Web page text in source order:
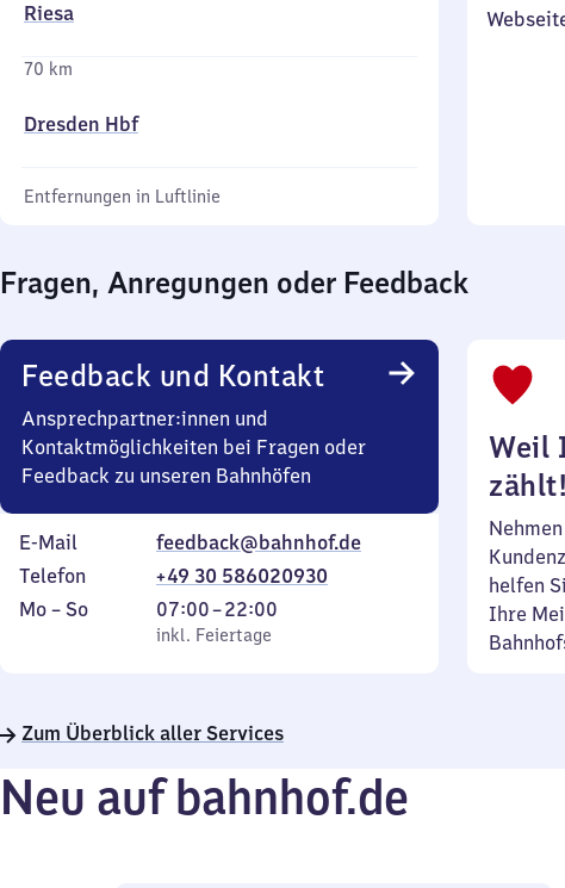
Riesa
70 km
Dresden Hbf
Entfernungen in Luftlinie
Fragen, Anregungen oder Feedback
Feedback und Kontakt
Ansprechpartner:innen und
Kontaktmöglichkeiten bei Fragen oder
Feedback zu unseren Bahnhöfen
E-Mail
feedback@bahnhof.de
Telefon
+49 30 586020930
Montag
Mo – So,
inkl. Feiertage
07:00–22:00
Von
7
22
inkl. Feiertage
Weil
zählt!
helfen
Ihre
Zum Überblick aller Services
Neu auf bahnhof.de